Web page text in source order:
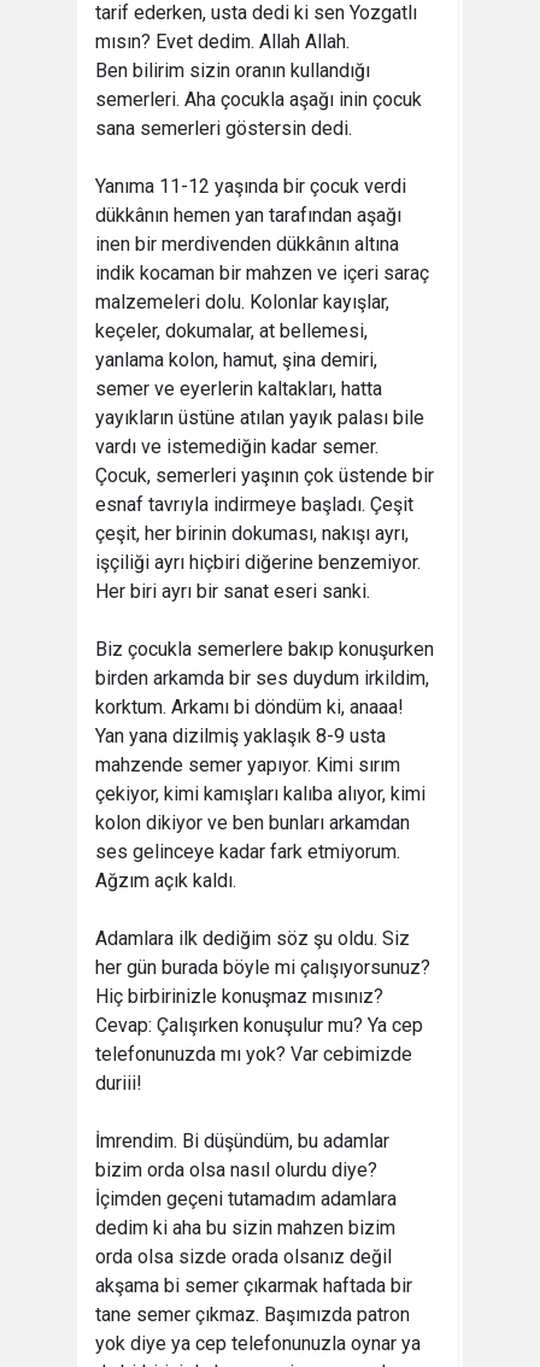
tarif ederken, usta dedi ki sen Yozgatlı
mısın? Evet dedim. Allah Allah.
Ben bilirim sizin oranın kullandığı
semerleri. Aha çocukla aşağı inin çocuk
sana semerleri göstersin dedi.
Yanıma 11-12 yaşında bir çocuk verdi
dükkânın hemen yan tarafından aşağı
inen bir merdivenden dükkânın altına
indik kocaman bir mahzen ve içeri saraç
malzemeleri dolu. Kolonlar kayışlar,
keçeler, dokumalar, at bellemesi,
yanlama kolon, hamut, şina demiri,
semer ve eyerlerin kaltakları, hatta
yayıkların üstüne atılan yayık palası bile
vardı ve istemediğin kadar semer.
Çocuk, semerleri yaşının çok üstende bir
esnaf tavrıyla indirmeye başladı. Çeşit
çeşit, her birinin dokuması, nakışı ayrı,
işçiliği ayrı hiçbiri diğerine benzemiyor.
Her biri ayrı bir sanat eseri sanki.
Biz çocukla semerlere bakıp konuşurken
birden arkamda bir ses duydum irkildim,
korktum. Arkamı bi döndüm ki, anaaa!
Yan yana dizilmiş yaklaşık 8-9 usta
mahzende semer yapıyor. Kimi sırım
çekiyor, kimi kamışları kalıba alıyor, kimi
kolon dikiyor ve ben bunları arkamdan
ses gelinceye kadar fark etmiyorum.
Ağzım açık kaldı.
Adamlara ilk dediğim söz şu oldu. Siz
her gün burada böyle mi çalışıyorsunuz?
Hiç birbirinizle konuşmaz mısınız?
Cevap: Çalışırken konuşulur mu? Ya cep
telefonunuzda mı yok? Var cebimizde
duriii!
İmrendim. Bi düşündüm, bu adamlar
bizim orda olsa nasıl olurdu diye?
İçimden geçeni tutamadım adamlara
dedim ki aha bu sizin mahzen bizim
orda olsa sizde orada olsanız değil
akşama bi semer çıkarmak haftada bir
tane semer çıkmaz. Başımızda patron
yok diye ya cep telefonunuzla oynar ya